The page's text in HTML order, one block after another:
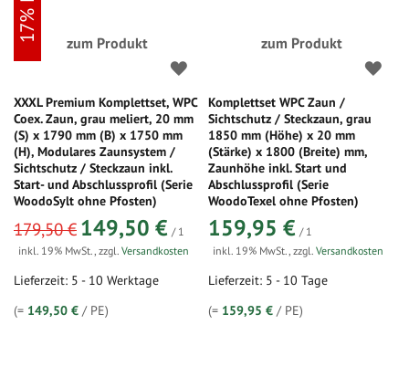
zum Produkt
XXXL Premium Komplettset, WPC
Coex. Zaun, grau meliert, 20 mm
(S) x 1790 mm (B) x 1750 mm
(H), Modulares Zaunsystem /
Sichtschutz / Steckzaun inkl.
Start- und Abschlussprofil (Serie
WoodoSylt ohne Pfosten)
sonderangebot
179,50 € 149,50 € / 1
inkl. 19% MwSt., zzgl. Versandkosten
Lieferzeit: 5 - 10 Werktage
(= 149,50 € / PE)
zum Produkt
Komplettset WPC Zaun /
Sichtschutz / Steckzaun, grau
1850 mm (Höhe) x 20 mm
(Stärke) x 1800 (Breite) mm,
Zaunhöhe inkl. Start und
Abschlussprofil (Serie
WoodoTexel ohne Pfosten)
159,95 € / 1
inkl. 19% MwSt.,zzgl.Versandkosten
Lieferzeit: 5 - 10 Tage
(= 159,95 € / PE)